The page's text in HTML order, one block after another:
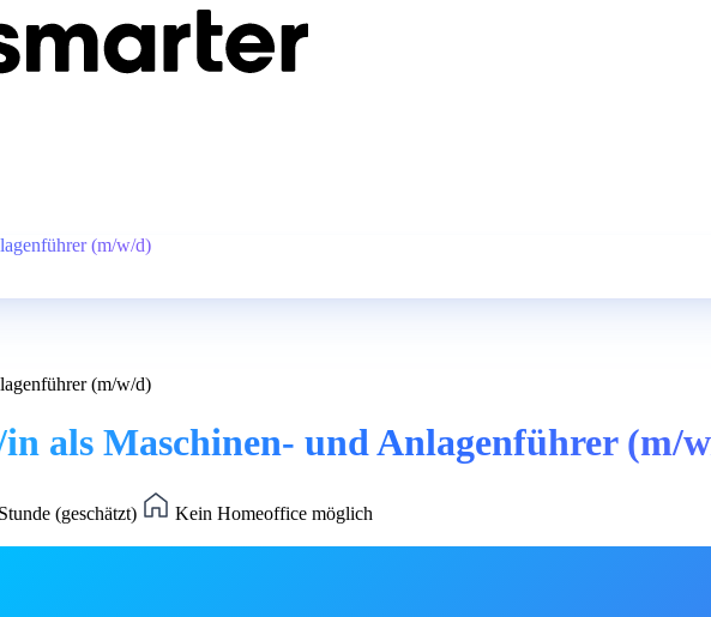
(m/w/d)
(m/w/d)
als Maschinen- und Anlagenführer (m/
(geschätzt)
Kein Homeoffice möglich